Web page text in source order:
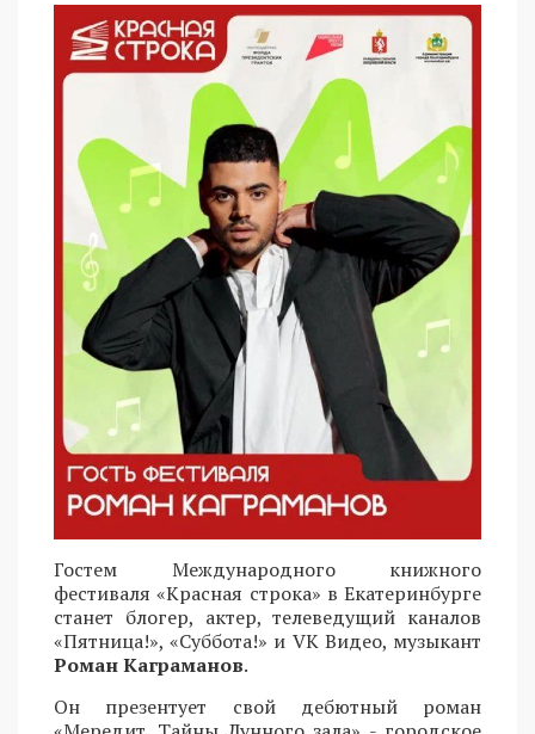
Гостем Международного книжного
фестиваля «Красная строка» в Екатеринбурге
станет блогер, актер, телеведущий каналов
«Пятница!», «Суббота!» и VK Видео, музыкант
Роман Каграманов.
Он презентует свой дебютный роман